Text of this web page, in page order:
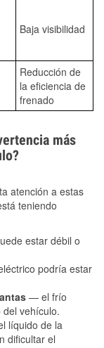
Baja visibilidad
Reducción de
la eficiencia de
frenado
más
atención a estas
teniendo
estar débil o
podría estar
— el frío
vehículo.
líquido de la
dificultar el